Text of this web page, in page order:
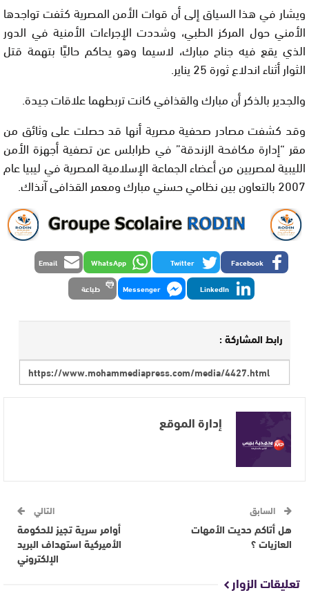
ويشار في هذا السياق إلى أن قوات الأمن المصرية كثفت تواجدها
الأمني حول المركز الطبي، وشددت الإجراءات الأمنية في الدور
الذي يقع فيه جناح مبارك، لاسيما وهو يحاكم حاليًا بتهمة قتل
الثوار أثناء اندلاع ثورة 25 يناير.
والجدير بالذكر أن مبارك والقذافي كانت تربطهما علاقات جيدة.
وقد كشفت مصادر صحفية مصرية أنها قد حصلت على وثائق من
مقر “إدارة مكافحة الزندقة” في طرابلس عن تصفية أجهزة الأمن
الليبية لمصريين من أعضاء الجماعة الإسلامية المصرية في ليبيا عام
2007 بالتعاون بين نظامي حسني مبارك ومعمر القذافى آنذاك.
Facebook
Twitter
WhatsApp
Email
LinkedIn
Messenger طباعة
رابط المشاركة :
إدارة الموقع
السابق
هل أتاكم حديت الأمهات
العازيات ؟
التالي
أوامر سرية تجيز للحكومة
الأميركية استهداف البريد
الإلكتروني
تعليقات الزوار